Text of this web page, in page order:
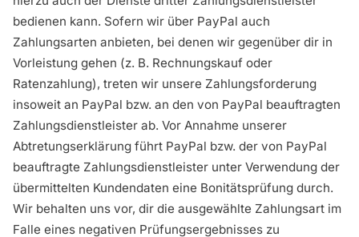
bedienen kann. Sofern wir über PayPal auch
Zahlungsarten anbieten, bei denen wir gegenüber dir in
Vorleistung gehen (z. B. Rechnungskauf oder
Ratenzahlung), treten wir unsere Zahlungsforderung
insoweit an PayPal bzw. an den von PayPal beauftragten
Zahlungsdienstleister ab. Vor Annahme unserer
Abtretungserklärung führt PayPal bzw. der von PayPal
beauftragte Zahlungsdienstleister unter Verwendung der
übermittelten Kundendaten eine Bonitätsprüfung durch.
Wir behalten uns vor, dir die ausgewählte Zahlungsart im
Falle eines negativen Prüfungsergebnisses zu